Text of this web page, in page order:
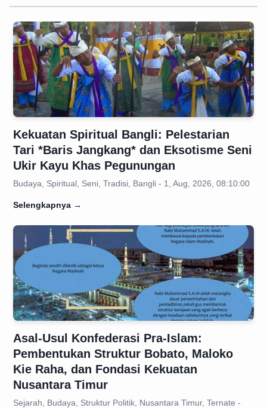
Kekuatan Spiritual Bangli: Pelestarian
Tari *Baris Jangkang* dan Eksotisme Seni
Ukir Kayu Khas Pegunungan
Budaya, Spiritual, Seni, Tradisi, Bangli - 1, Aug, 2026, 08:10:00
Selengkapnya →
Asal-Usul Konfederasi Pra-Islam:
Pembentukan Struktur Bobato, Maloko
Kie Raha, dan Fondasi Kekuatan
Nusantara Timur
Sejarah, Budaya, Struktur Politik, Nusantara Timur, Ternate -